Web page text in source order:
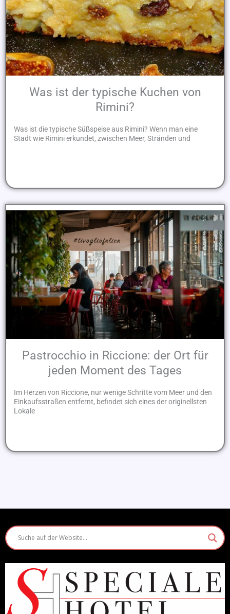
Was ist der typische Kuchen von
Rimini?
Was ist die typische Süßspeise aus Rimini? Wenn man eine
Stadt wie Rimini erkundet, zwischen Meer, Stränden und
Pastrocchio in Riccione: der Ort für
jeden Moment des Tages
Im Herzen von Riccione, nur wenige Schritte vom Meer und den
Einkaufsstraßen entfernt, befindet sich eines der originellsten
Lokale